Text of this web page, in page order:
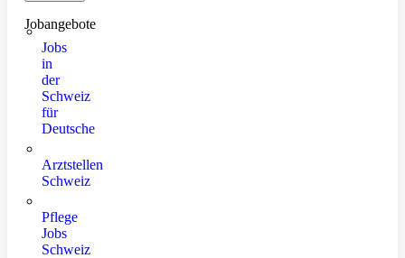
Jobangebote
Jobs
in
der
Schweiz
für
Deutsche
Arztstellen
Schweiz
Pflege
Jobs
Schweiz